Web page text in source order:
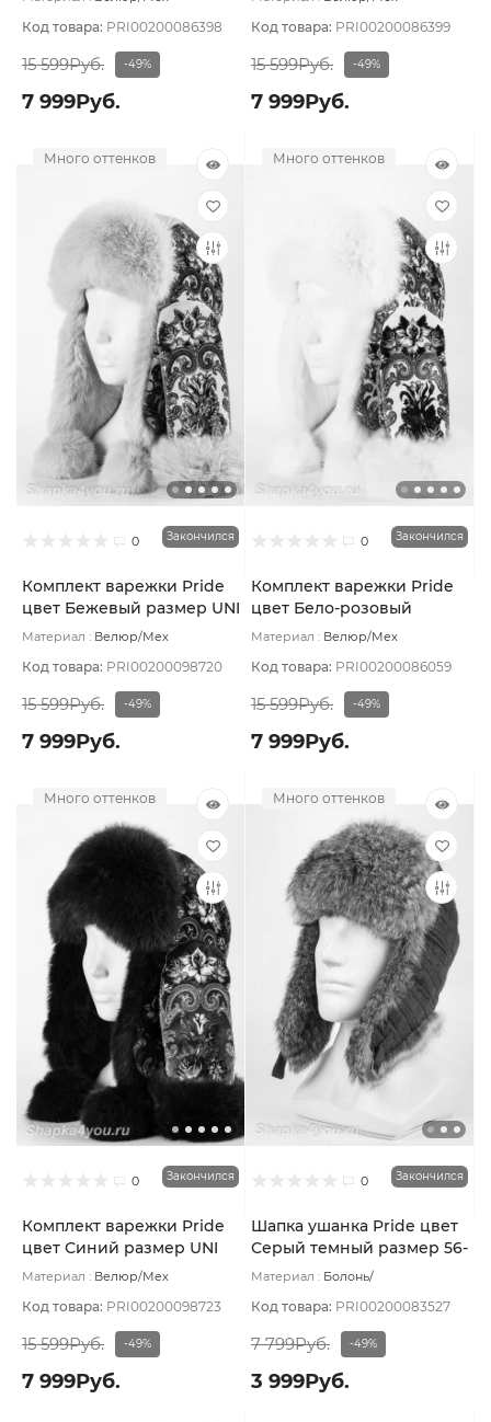
Код товара: PRI00200086398
15 599Руб. -49%
7 999Руб.
Код товара: PRI00200086399
15 599Руб. -49%
7 999Руб.
Много оттенков
0 Закончился
Комплект варежки Pride
цвет Бежевый размер UNI
Материал : Велюр/Мех
Код товара: PRI00200098720
15 599Руб. -49%
7 999Руб.
Много оттенков
0 Закончился
Комплект варежки Pride
цвет Бело-розовый
размер UNI
Материал : Велюр/Мех
Код товара: PRI00200086059
15 599Руб. -49%
7 999Руб.
Много оттенков
0 Закончился
Комплект варежки Pride
цвет Синий размер UNI
Материал : Велюр/Мех
Код товара: PRI00200098723
15 599Руб. -49%
7 999Руб.
Много оттенков
0 Закончился
Шапка ушанка Pride цвет
Серый темный размер 56-
59
Материал : Болонь/
натуральный
Подклад: Мех
натуральный
Код товара: PRI00200083527
7 799Руб. -49%
3 999Руб.